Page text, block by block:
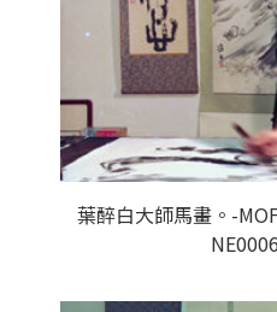
葉醉白大師馬畫。-